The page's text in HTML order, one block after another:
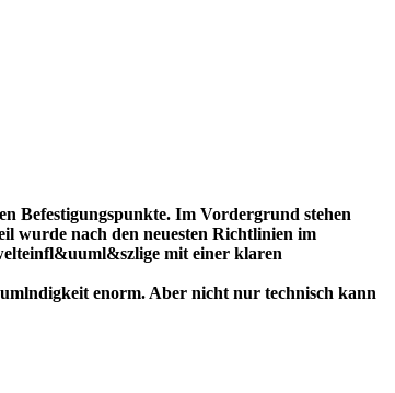
Befestigungspunkte. Im Vordergrund stehen
wurde nach den neuesten Richtlinien im
mit einer klaren
enorm. Aber nicht nur technisch kann